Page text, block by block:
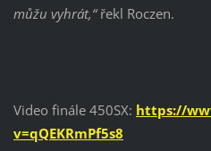
můžu vyhrát,“řekl Roczen.
Video finále 450SX: https://
v=qQEKRmPf5s8